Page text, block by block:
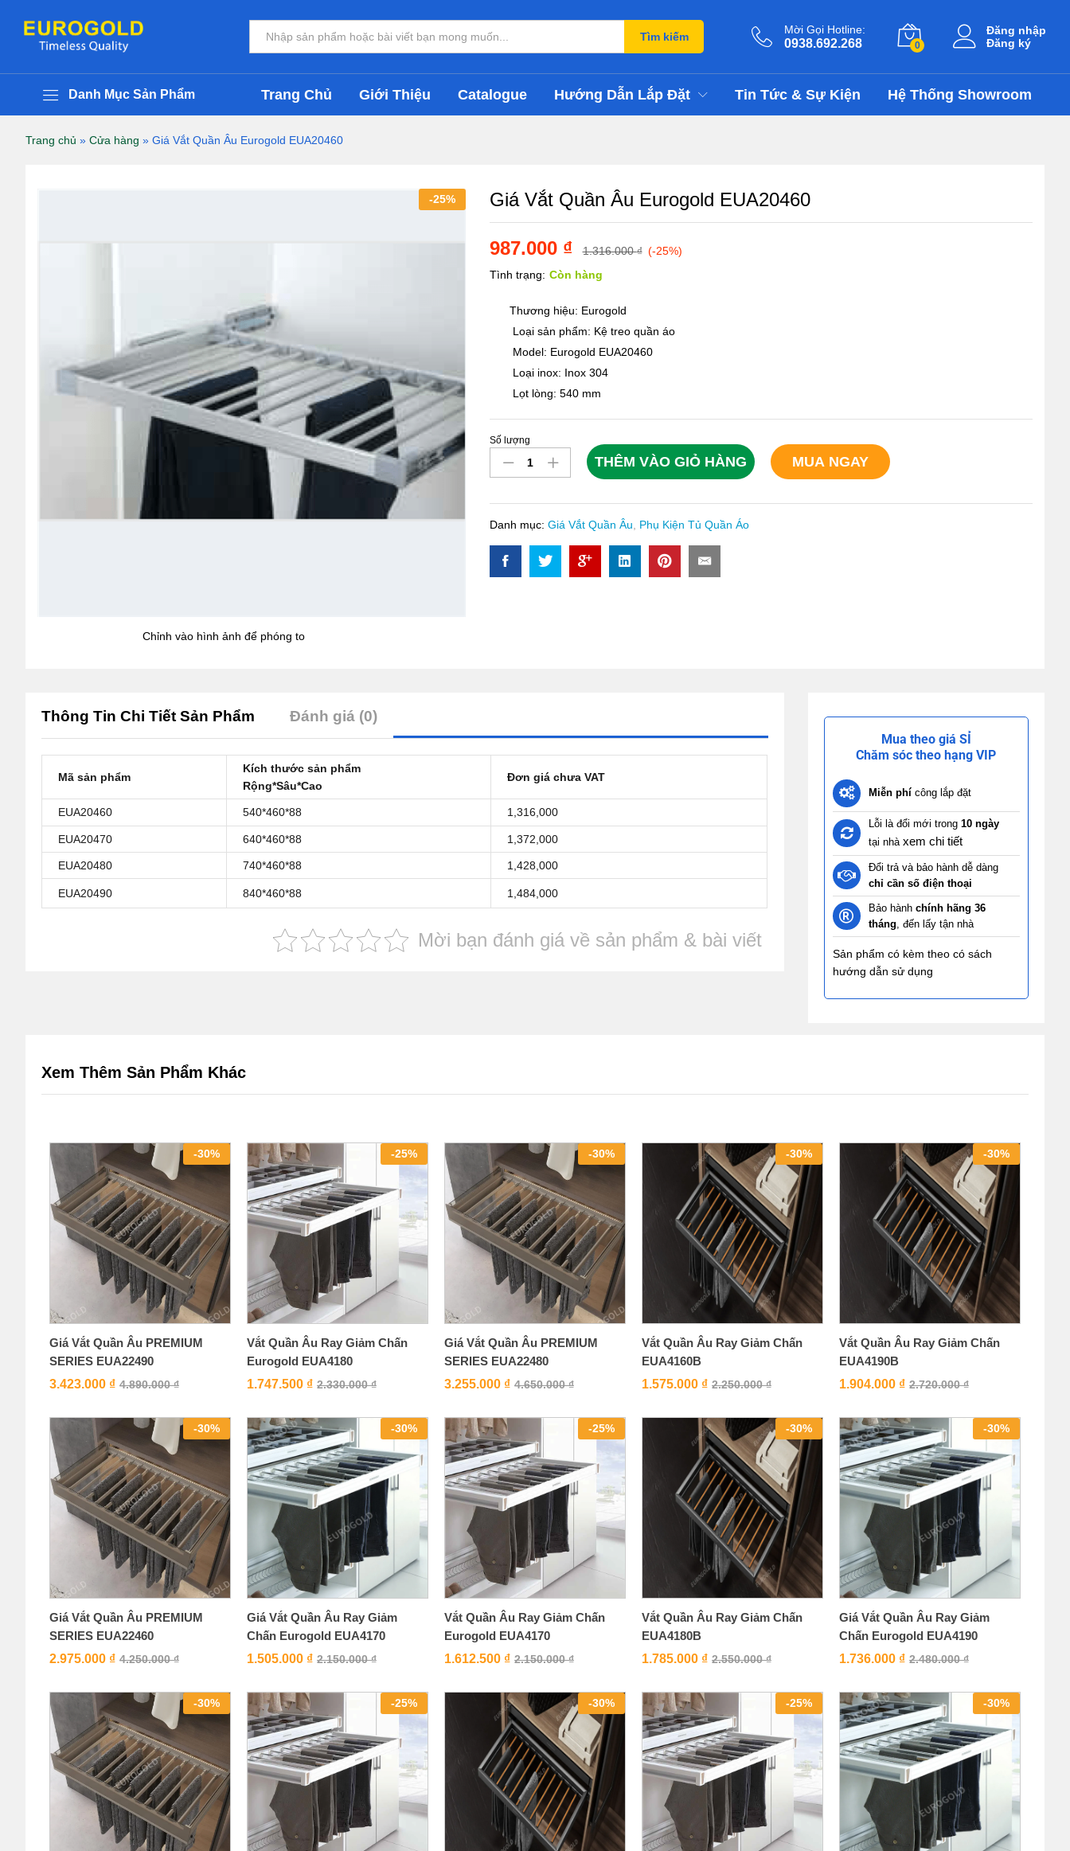
Tất cả Tìm kiếm
Mời Gọi Hotline:
0938.692.268 0
Đăng nhập
Đăng ký
Danh Mục Sản Phẩm Trang Chủ Giới Thiệu Catalogue Hướng Dẫn Lắp Đặt Tin Tức & Sự Kiện Hệ Thống Showroom
Trang chủ » Cửa hàng » Giá Vắt Quần Âu Eurogold EUA20460
-25%
Chỉnh vào hình ảnh để phóng to
Giá Vắt Quần Âu Eurogold EUA20460
987.000 ₫ 1.316.000₫ (-25%)
Tình trạng: Còn hàng
Thương hiệu: Eurogold
Loại sản phẩm: Kệ treo quần áo
Model: Eurogold EUA20460
Loại inox: Inox 304
Lọt lòng: 540 mm
Giá
Vắt
Quần
EUA20460
quantity
Số lượng
THÊM VÀO GIỎ HÀNG MUA NGAY
Danh mục: Giá Vắt Quần Âu Phụ Kiện Tủ Quần Áo
Thông Tin Chi Tiết Sản Phẩm Đánh giá (0)
Mã sản phẩm
Kích thước sản phẩm
Rộng*Sâu*Cao
Đơn giá chưa VAT
EUA20460 540*460*88 1,316,000
EUA20470 640*460*88 1,372,000
EUA20480 740*460*88 1,428,000
EUA20490 840*460*88 1,484,000
Mời bạn đánh giá về sản phẩm & bài viết
Mua theo giá SỈ
Chăm sóc theo hạng VIP
Miễn phícông lắp đặt
Lỗi là đổi mới trong 10 ngày
tại nhà xem chi tiết
Đổi trả và bảo hành dễ dàng
chỉ cần số điện thoại
Bảo hành chính hãng 36
tháng , đến lấy tận nhà
Sản phẩm có kèm theo có sách
hướng dẫn sử dụng
Xem Thêm Sản Phẩm Khác
-30%
Giá Vắt Quần Âu PREMIUM
SERIES EUA22490
3.423.000 ₫ 4.890.000₫
-25%
Vắt Quần Âu Ray Giảm Chấn
Eurogold EUA4180
1.747.500 ₫ 2.330.000₫
-30%
Giá Vắt Quần Âu PREMIUM
SERIES EUA22480
3.255.000 ₫ 4.650.000₫
-30%
Vắt Quần Âu Ray Giảm Chấn
EUA4160B
1.575.000 ₫ 2.250.000₫
-30%
Vắt Quần Âu Ray Giảm Chấn
EUA4190B
1.904.000 ₫ 2.720.000₫
-30%
Giá Vắt Quần Âu PREMIUM
SERIES EUA22460
2.975.000 ₫ 4.250.000₫
-30%
Giá Vắt Quần Âu Ray Giảm
Chấn Eurogold EUA4170
1.505.000 ₫ 2.150.000₫
-25%
Vắt Quần Âu Ray Giảm Chấn
Eurogold EUA4170
1.612.500 ₫ 2.150.000₫
-30%
Vắt Quần Âu Ray Giảm Chấn
EUA4180B
1.785.000 ₫ 2.550.000₫
-30%
Giá Vắt Quần Âu Ray Giảm
Chấn Eurogold EUA4190
1.736.000 ₫ 2.480.000₫
-30% -25% -30% -25% -30%
Thông Tin Chi Tiết Sản Phẩm Đánh giá (0) 1.316.000